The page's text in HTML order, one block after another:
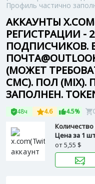
Профиль частично
АККАУНТЫ
РЕГИСТРАЦИИ -
ПОДПИСЧИКОВ.
(МОЖЕТ
СМС). ПОЛ
ЗАПОЛНЕН.
48ч 4.6 4.5%
Количество
Цена за 1
от5,55 $